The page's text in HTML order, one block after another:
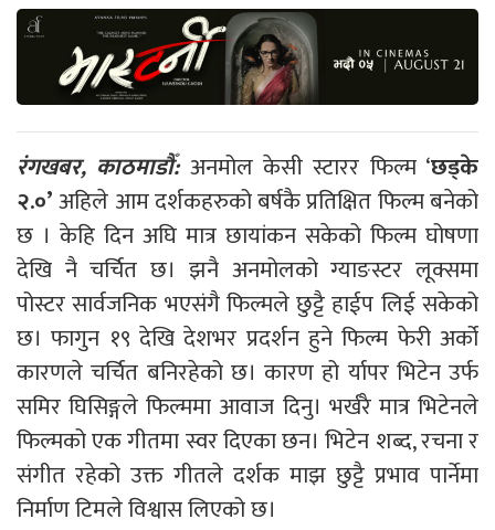
रंगखबर, काठमाडौँ: अनमोल केसी स्टारर फिल्म ‘छड्के
२.०’अहिले आम दर्शकहरुको बर्षकै प्रतिक्षित फिल्म बनेको
छ । केहि दिन अघि मात्र छायांकन सकेको फिल्म घोषणा
देखि नै चर्चित छ। झनै अनमोलको ग्याङस्टर लूक्समा
पोस्टर सार्वजनिक भएसंगै फिल्मले छुट्टै हाईप लिई सकेको
छ। फागुन १९ देखि देशभर प्रदर्शन हुने फिल्म फेरी अर्को
कारणले चर्चित बनिरहेको छ। कारण हो र्यापर भिटेन उर्फ
समिर घिसिङ्गले फिल्ममा आवाज दिनु। भर्खरै मात्र भिटेनले
फिल्मको एक गीतमा स्वर दिएका छन। भिटेन शब्द, रचना र
संगीत रहेको उक्त गीतले दर्शक माझ छुट्टै प्रभाव पार्नेमा
निर्माण टिमले विश्वास लिएको छ।